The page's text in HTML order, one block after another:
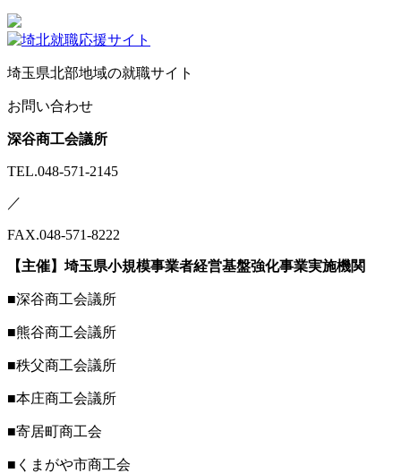
埼玉県北部地域の就職サイト
お問い合わせ
深谷商工会議所
TEL.048-571-2145
／
FAX.048-571-8222
【主催】埼玉県小規模事業者経営基盤強化事業実施機関
■深谷商工会議所
■熊谷商工会議所
■秩父商工会議所
■本庄商工会議所
■寄居町商工会
■くまがや市商工会